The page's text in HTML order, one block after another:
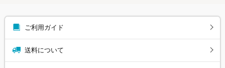
ご利用ガイド
送料について